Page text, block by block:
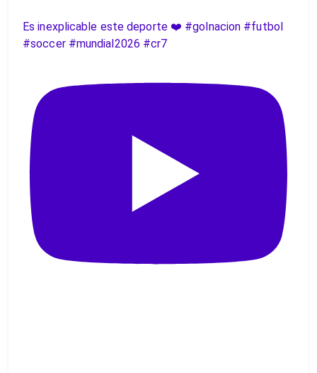
Es inexplicable este deporte ❤️ #golnacion #futbol
#soccer #mundial2026 #cr7